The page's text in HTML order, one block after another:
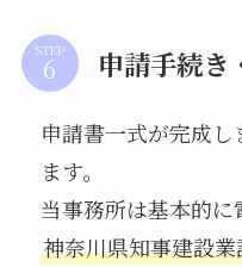
STEP 申請手続き
申請書一式が完成
ます。
当事務所は基本的に
神奈川県知事建設